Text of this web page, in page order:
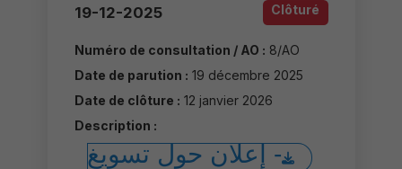
19-12-2025 Clôturé
Numéro de consultation / AO : 8/AO
Date de parution : 19 décembre 2025
Date de clôture : 12 janvier 2026
Description :
- إعلان حول تسويغ